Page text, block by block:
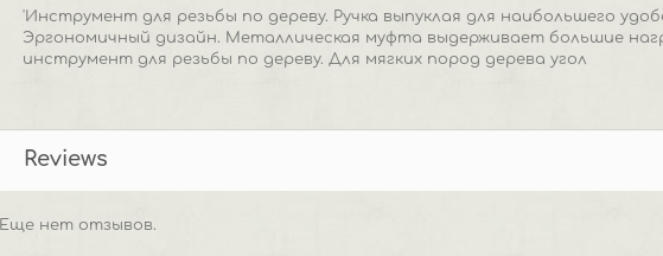
'Инструмент для резьбы по дереву. Ручка выпуклая для наибольшего
Эргономичный дизайн. Металлическая муфта выдерживает большие
инструмент для резьбы по дереву. Для мягких пород дерева угол
Reviews
Еще нет отзывов.